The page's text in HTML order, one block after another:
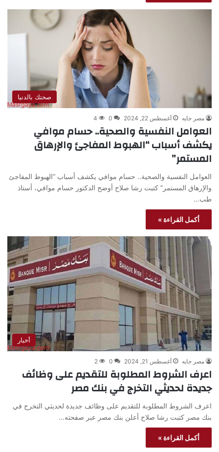
صحتك بالدنيا
مصر جايه أغسطس 22, 2024 0
4
العوامل النفسية والصحية.. حسام موافي
يكشف أسباب “الهبوط المفاجئ والإرهاق
المستمر”
العوامل النفسية والصحية.. حسام موافي يكشف أسباب “الهبوط المفاجئ
والإرهاق المستمر” كتبت رشا صلاح أوضح الدكتور حسام موافي، أستاذ
طب…
أكمل القراءة »
أخبار
مصر جايه أغسطس 21, 2024 0
2
اعرف الشروط المطلوبة للتقديم على وظائف
جديدة لحديثي التخرج في بنك مصر
اعرف الشروط المطلوبة للتقديم على وظائف جديدة لحديثي التخرج في
بنك مصر كتبت رشا صلاح أعلن بنك مصر عبر صفحته…
أكمل القراءة »